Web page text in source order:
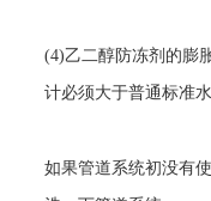
(4)乙二醇防冻剂的膨
计必须大于普通标准
如果管道系统初没有